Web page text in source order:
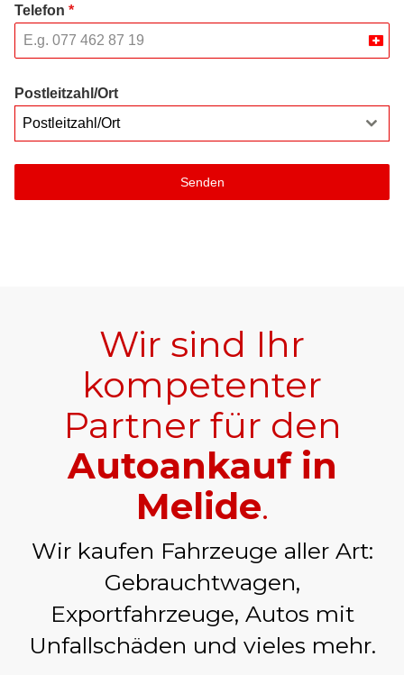
Telefon *
Postleitzahl/Ort
Postleitzahl/Ort
Senden
Wir sind Ihr
kompetenter
Partner für den
Autoankauf in
Melide.
Wir kaufen Fahrzeuge aller Art:
Gebrauchtwagen,
Exportfahrzeuge, Autos mit
Unfallschäden und vieles mehr.